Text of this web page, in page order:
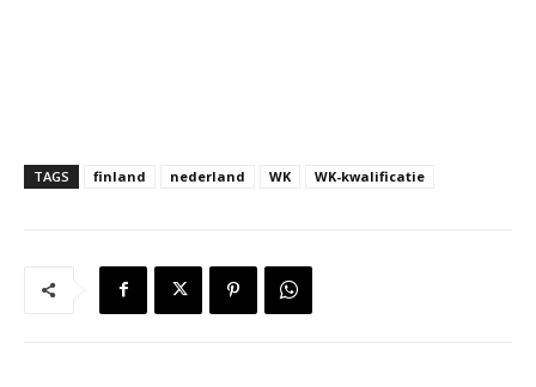
TAGS finland nederland WK WK-kwalificatie